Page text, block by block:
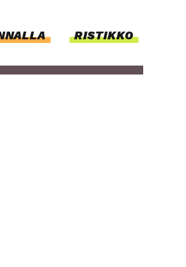
RISTIKKO